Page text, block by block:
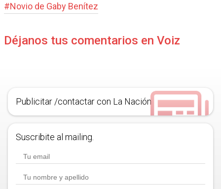
#Novio de Gaby Benítez
Déjanos tus comentarios en Voiz
Publicitar /contactar con La Nación
Suscribite al mailing.